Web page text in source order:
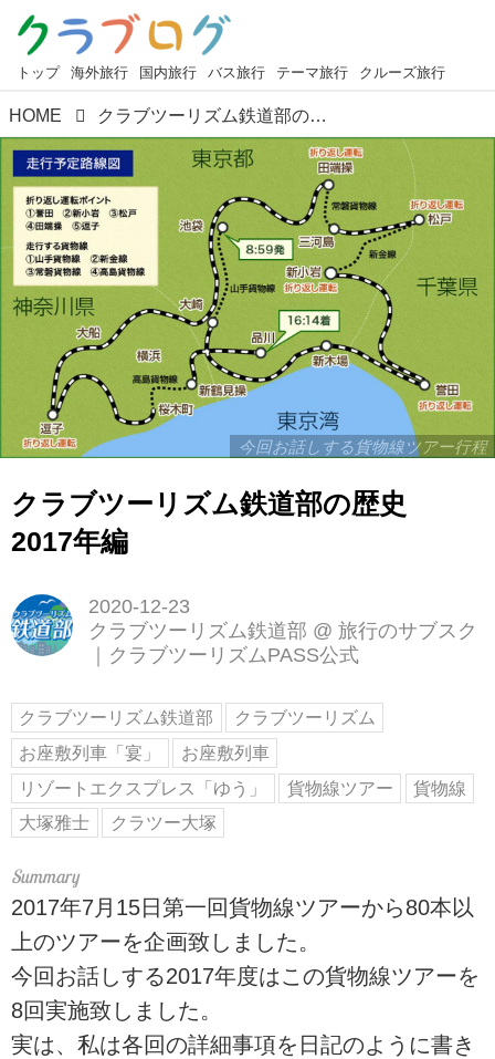
トップ 海外旅行 国内旅行 バス旅行 テーマ旅行 クルーズ旅行
HOME クラブツーリズム鉄道部の歴史 2017年編
今回お話しする貨物線ツアー行程
クラブツーリズム鉄道部の歴史
2017年編
2020-12-23
クラブツーリズム鉄道部 @ 旅行のサブスク
｜クラブツーリズムPASS公式
クラブツーリズム鉄道部
クラブツーリズム
お座敷列車「宴」
お座敷列車
リゾートエクスプレス「ゆう」
貨物線ツアー
貨物線
大塚雅士
クラツー大塚
2017年7月15日第一回貨物線ツアーから80本以
上のツアーを企画致しました。
今回お話しする2017年度はこの貨物線ツアーを
8回実施致しました。
実は、私は各回の詳細事項を日記のように書き